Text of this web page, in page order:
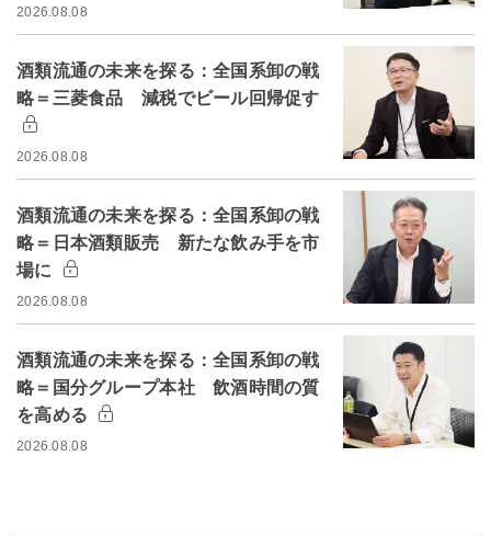
2026.08.08
酒類流通の未来を探る：全国系卸の戦
略＝三菱食品 減税でビール回帰促す
2026.08.08
酒類流通の未来を探る：全国系卸の戦
略＝日本酒類販売 新たな飲み手を市
場に
2026.08.08
酒類流通の未来を探る：全国系卸の戦
略＝国分グループ本社 飲酒時間の質
を高める
2026.08.08